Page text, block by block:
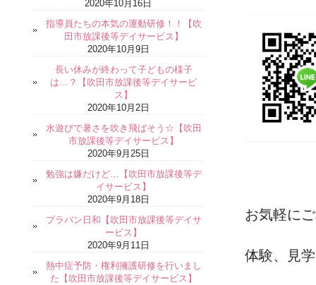
お気軽に
体験、見
2020年10月16日
指導員たちの本気の運動研修！！【吹
田市放課後等デイサービス】
2020年10月9日
長い休みが終わって子どもの様子
は…？【吹田市放課後等デイサービ
ス】
2020年10月2日
水遊びで暑さを吹き飛ばそう☆【吹田
市放課後等デイサービス】
2020年9月25日
勉強は嫌だけど…【吹田市放課後等デ
イサービス】
2020年9月18日
プラバン日和【吹田市放課後等デイサ
ービス】
2020年9月11日
熱中症予防・権利擁護研修を行いまし
た【吹田市放課後等デイサービス】